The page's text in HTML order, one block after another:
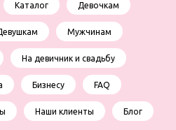
Каталог Девочкам
Мужчинам
На девичник и свадьбу
Бизнесу FAQ
Наши клиенты Блог